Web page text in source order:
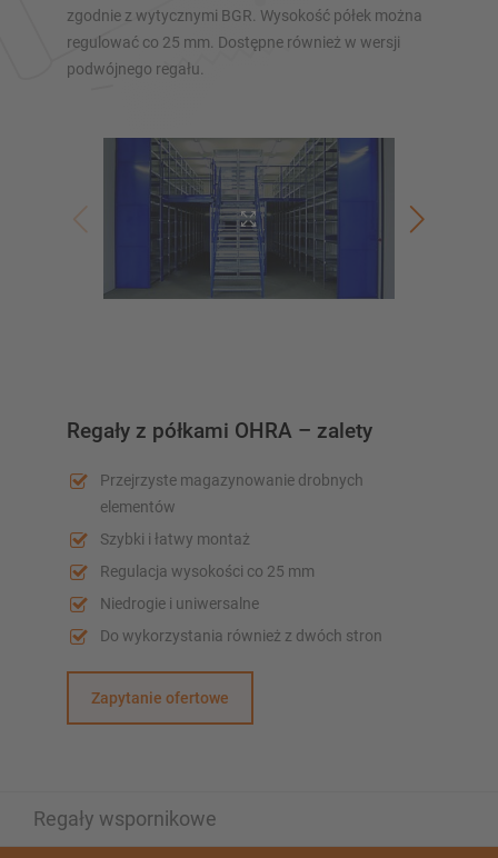
zgodnie z wytycznymi BGR. Wysokość półek można
regulować co 25 mm. Dostępne również w wersji
podwójnego regału.
Regały z półkami OHRA – zalety
Przejrzyste magazynowanie drobnych
elementów
Szybki i łatwy montaż
Regulacja wysokości co 25 mm
Niedrogie i uniwersalne
Do wykorzystania również z dwóch stron
Zapytanie ofertowe
Regały wspornikowe